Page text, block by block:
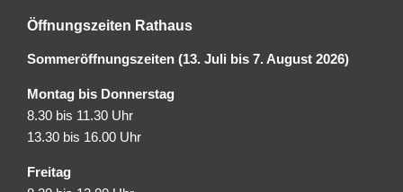
Öffnungszeiten Rathaus
Sommeröffnungszeiten (13. Juli bis 7. August 2026)
Montag bis Donnerstag
8.30 bis 11.30 Uhr
13.30 bis 16.00 Uhr
Freitag